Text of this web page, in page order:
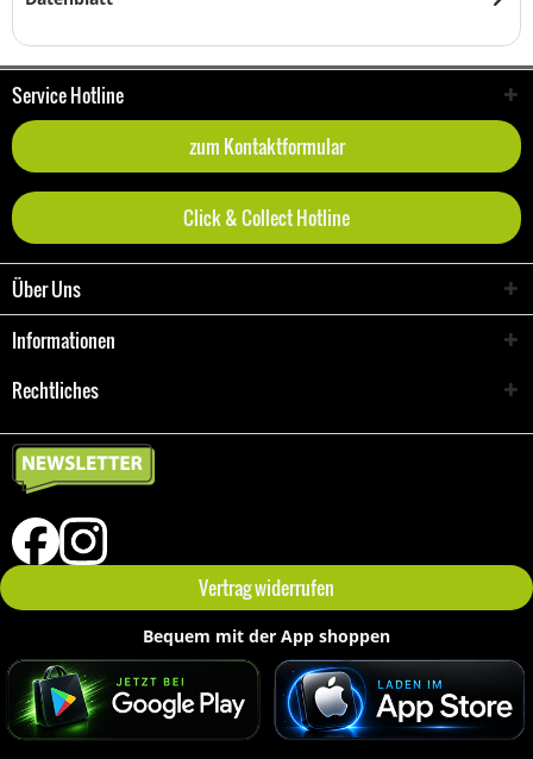
Service Hotline
zum Kontaktformular
Click & Collect Hotline
Über Uns
Informationen
Rechtliches
Vertrag widerrufen
Bequem mit der App shoppen